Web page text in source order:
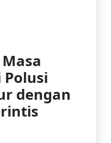
dengan